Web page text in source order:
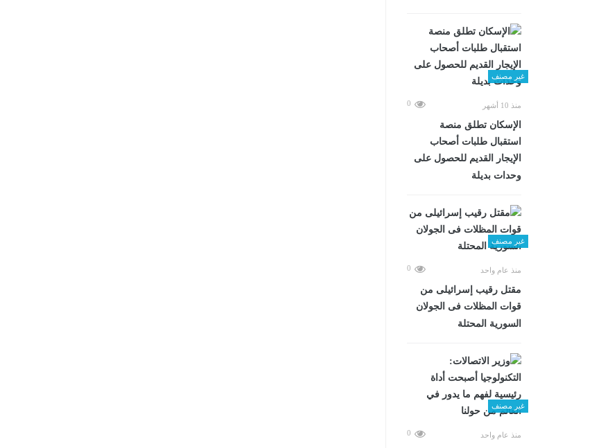
غير مصنف
منذ 10 أشهر 0
الإسكان تطلق منصة
استقبال طلبات أصحاب
الإيجار القديم للحصول على
وحدات بديلة
غير مصنف
منذ عام واحد 0
مقتل رقيب إسرائيلى من
قوات المظلات فى الجولان
السورية المحتلة
غير مصنف
منذ عام واحد 0